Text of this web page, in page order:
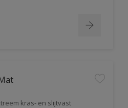
kras- en slijtvast